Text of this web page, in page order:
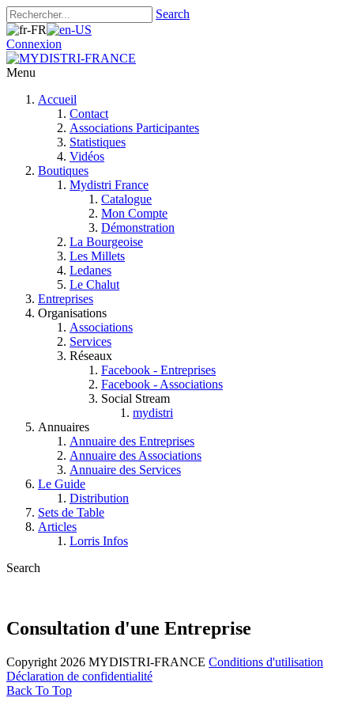
Search
Connexion
Menu
Accueil
Contact
Associations Participantes
Statistiques
Vidéos
Boutiques
Mydistri France
Catalogue
Mon Compte
Démonstration
La Bourgeoise
Les Millets
Ledanes
Le Chalut
Entreprises
Organisations
Associations
Services
Réseaux
Facebook - Entreprises
Facebook - Associations
Social Stream
mydistri
Annuaires
Annuaire des Entreprises
Annuaire des Associations
Annuaire des Services
Le Guide
Distribution
Sets de Table
Articles
Lorris Infos
Search
Consultation d'une Entreprise
Copyright 2026 MYDISTRI-FRANCE Conditions d'utilisation
Déclaration de confidentialité
Back To Top